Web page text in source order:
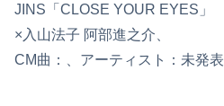
JINS「CLOSE YOUR EYES」
×入山法子 阿部進之介、
CM曲：、アーティスト：未発表